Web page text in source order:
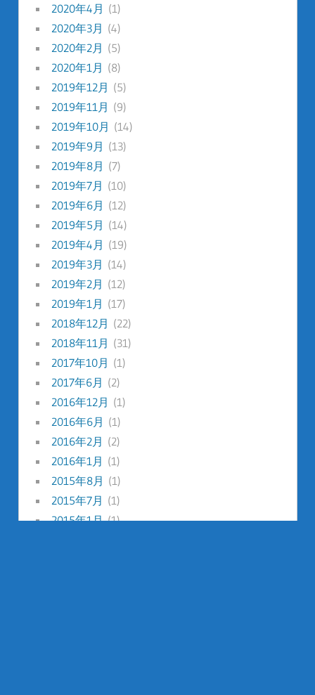
2020年4月 (1)
2020年3月 (4)
2020年2月 (5)
2020年1月 (8)
2019年12月 (5)
2019年11月 (9)
2019年10月 (14)
2019年9月 (13)
2019年8月 (7)
2019年7月 (10)
2019年6月 (12)
2019年5月 (14)
2019年4月 (19)
2019年3月 (14)
2019年2月 (12)
2019年1月 (17)
2018年12月 (22)
2018年11月 (31)
2017年10月 (1)
2017年6月 (2)
2016年12月 (1)
2016年6月 (1)
2016年2月 (2)
2016年1月 (1)
2015年8月 (1)
2015年7月 (1)
2015年1月(1)